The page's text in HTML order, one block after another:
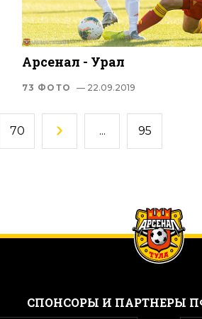
Арсенал - Урал
73 ФОТО — 22.09.2019
70 ... 95
CПОНСОРЫ И ПАРТНЕРЫ